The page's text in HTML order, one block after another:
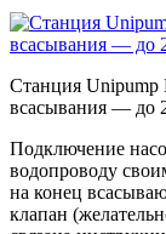
Станция
всасывания — до
Подключение
водопроводу
на конец
клапан